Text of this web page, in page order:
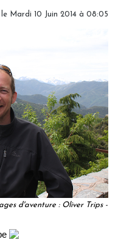
le Mardi 10 Juin 2014 à 08:05
d'aventure : Oliver Trips -